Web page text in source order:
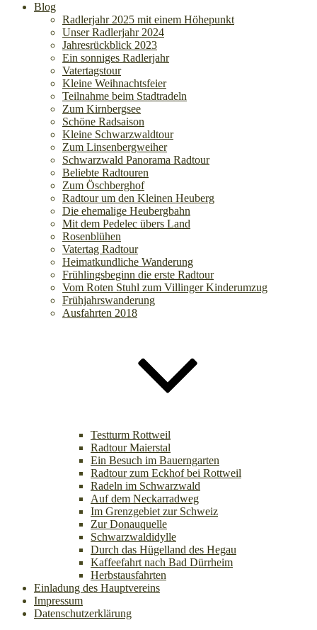
Blog
Radlerjahr 2025 mit einem Höhepunkt
Unser Radlerjahr 2024
Jahresrückblick 2023
Ein sonniges Radlerjahr
Vatertagstour
Kleine Weihnachtsfeier
Teilnahme beim Stadtradeln
Zum Kirnbergsee
Schöne Radsaison
Kleine Schwarzwaldtour
Zum Linsenbergweiher
Schwarzwald Panorama Radtour
Beliebte Radtouren
Zum Öschberghof
Radtour um den Kleinen Heuberg
Die ehemalige Heubergbahn
Mit dem Pedelec übers Land
Rosenblühen
Vatertag Radtour
Heimatkundliche Wanderung
Frühlingsbeginn die erste Radtour
Vom Roten Stuhl zum Villinger Kinderumzug
Frühjahrswanderung
Ausfahrten 2018
Testturm Rottweil
Radtour Maierstal
Ein Besuch im Bauerngarten
Radtour zum Eckhof bei Rottweil
Radeln im Schwarzwald
Auf dem Neckarradweg
Im Grenzgebiet zur Schweiz
Zur Donauquelle
Schwarzwaldidylle
Durch das Hügelland des Hegau
Kaffeefahrt nach Bad Dürrheim
Herbstausfahrten
Einladung des Hauptvereins
Impressum
Datenschutzerklärung